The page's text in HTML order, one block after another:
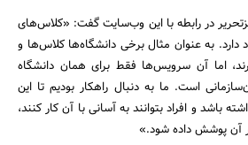
جستجو
در رابطه با این وب‌سایت گفت: «کلاس‌های
دارد. به عنوان مثال برخی دانشگاه‌ها کلاس‌ها و
اما آن سرویس‌ها فقط برای همان دانشگاه
است. ما به دنبال راهکار بودیم تا این
باشد و افراد بتوانند به آسانی با آن کار کنند،
آن پوشش داده شود.»